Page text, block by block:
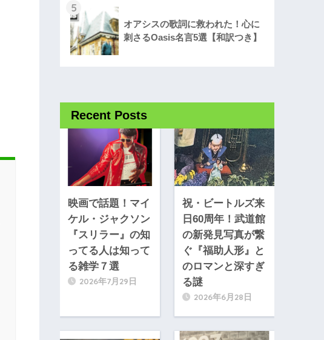
5
オアシスの歌詞に救われた！心に
刺さるOasis名言5選【和訳つき】
Recent Posts
映画で話題！マイ
ケル・ジャクソン
『スリラー』の知
ってる人は知って
る雑学７選
2026年7月29日
祝・ビートルズ来
日60周年！武道館
の新発見写真が繋
ぐ『福助人形』と
のロマンと深すぎ
る謎
2026年6月28日